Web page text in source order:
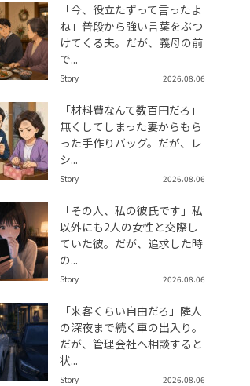
「今、役立たずって言ったよ
ね」普段から強い言葉をぶつ
けてくる夫。だが、義母の前
で...
Story 2026.08.06
「材料費なんて数百円だろ」
無くしてしまった妻からもら
った手作りバッグ。だが、レ
シ...
Story 2026.08.06
「その人、私の彼氏です」私
以外にも2人の女性と交際し
ていた彼。だが、追求した時
の...
Story 2026.08.06
「来客くらい自由だろ」隣人
の深夜まで続く車の出入り。
だが、管理会社へ相談すると
状...
Story 2026.08.06